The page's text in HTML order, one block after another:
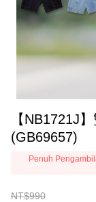
【NB1721J
(GB69657)
Penuh
NT$990